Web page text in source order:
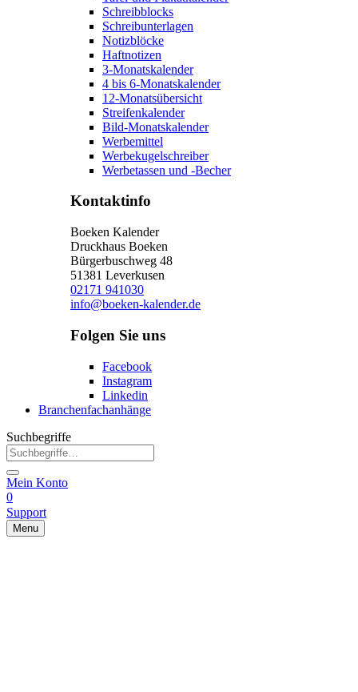
Schreibblocks
Schreibunterlagen
Notizblöcke
Haftnotizen
3-Monatskalender
4 bis 6-Monatskalender
12-Monatsübersicht
Streifenkalender
Bild-Monatskalender
Werbemittel
Werbekugelschreiber
Werbetassen und -Becher
Kontaktinfo
Boeken Kalender
Druckhaus Boeken
Bürgerbuschweg 48
51381 Leverkusen
02171 941030
info@boeken-kalender.de
Folgen Sie uns
Facebook
Instagram
Linkedin
Branchenfachanhänge
Suchbegriffe
Mein Konto
0
Support
Menu